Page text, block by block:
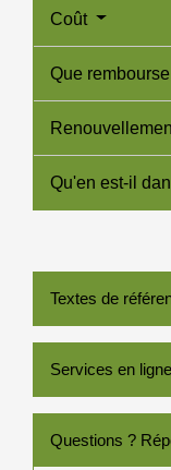
Coût
Que
Qu'en est-il
Textes de
Services en
Questions ?